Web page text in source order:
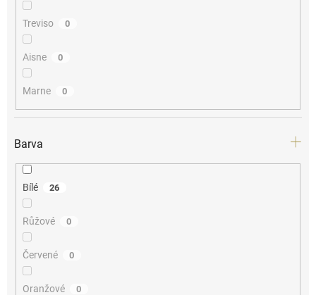
Treviso 0
Aisne 0
Marne 0
Barva
Bílé 26
Růžové 0
Červené 0
Oranžové 0